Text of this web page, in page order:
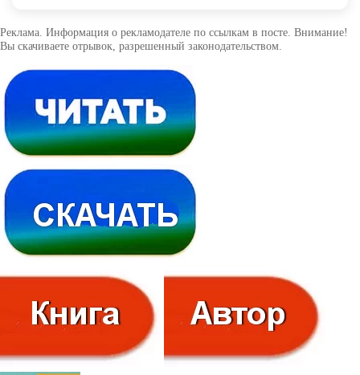
Реклама. Информация о рекламодателе по ссылкам в посте. Внимание!
Вы скачиваете отрывок, разрешенный законодательством.